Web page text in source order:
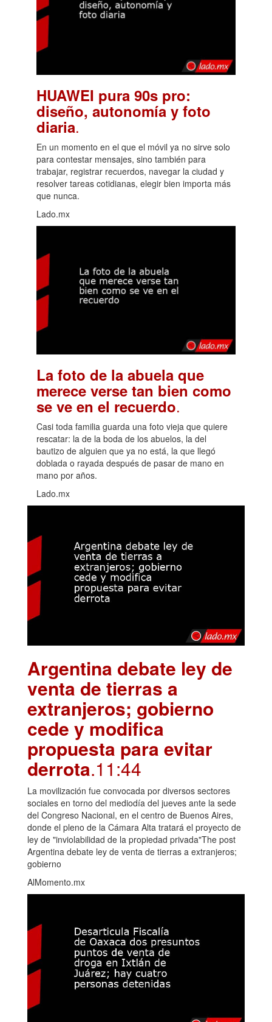
HUAWEI pura 90s pro:
diseño, autonomía y foto
diaria.
En un momento en el que el móvil ya no sirve solo
para contestar mensajes, sino también para
trabajar, registrar recuerdos, navegar la ciudad y
resolver tareas cotidianas, elegir bien importa más
que nunca.
Lado.mx
La foto de la abuela que
merece verse tan bien como
se ve en el recuerdo.
Casi toda familia guarda una foto vieja que quiere
rescatar: la de la boda de los abuelos, la del
bautizo de alguien que ya no está, la que llegó
doblada o rayada después de pasar de mano en
mano por años.
Lado.mx
Argentina debate ley de
venta de tierras a
extranjeros; gobierno
cede y modifica
propuesta para evitar
derrota.11:44
La movilización fue convocada por diversos sectores
sociales en torno del mediodía del jueves ante la sede
del Congreso Nacional, en el centro de Buenos Aires,
donde el pleno de la Cámara Alta tratará el proyecto de
ley de "inviolabilidad de la propiedad privada"The post
Argentina debate ley de venta de tierras a extranjeros;
gobierno
AlMomento.mx